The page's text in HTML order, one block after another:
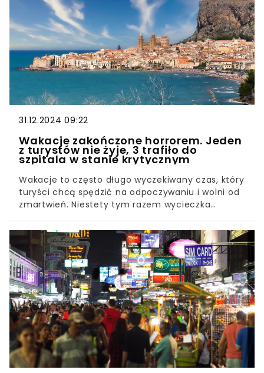
podróżniczym marzeniem.
31.12.2024 09:22
Wakacje zakończone horrorem. Jeden
z turystów nie żyje, 3 trafiło do
szpitala w stanie krytycznym
Wakacje to często długo wyczekiwany czas, który
turyści chcą spędzić na odpoczywaniu i wolni od
zmartwień. Niestety tym razem wycieczka
trzech towarzyszy trafiło do szpitala w ciężkim
stanie. Sprawą zajęły się odpowiednie służby.
Muszą ustalić, co się wydarzyło.